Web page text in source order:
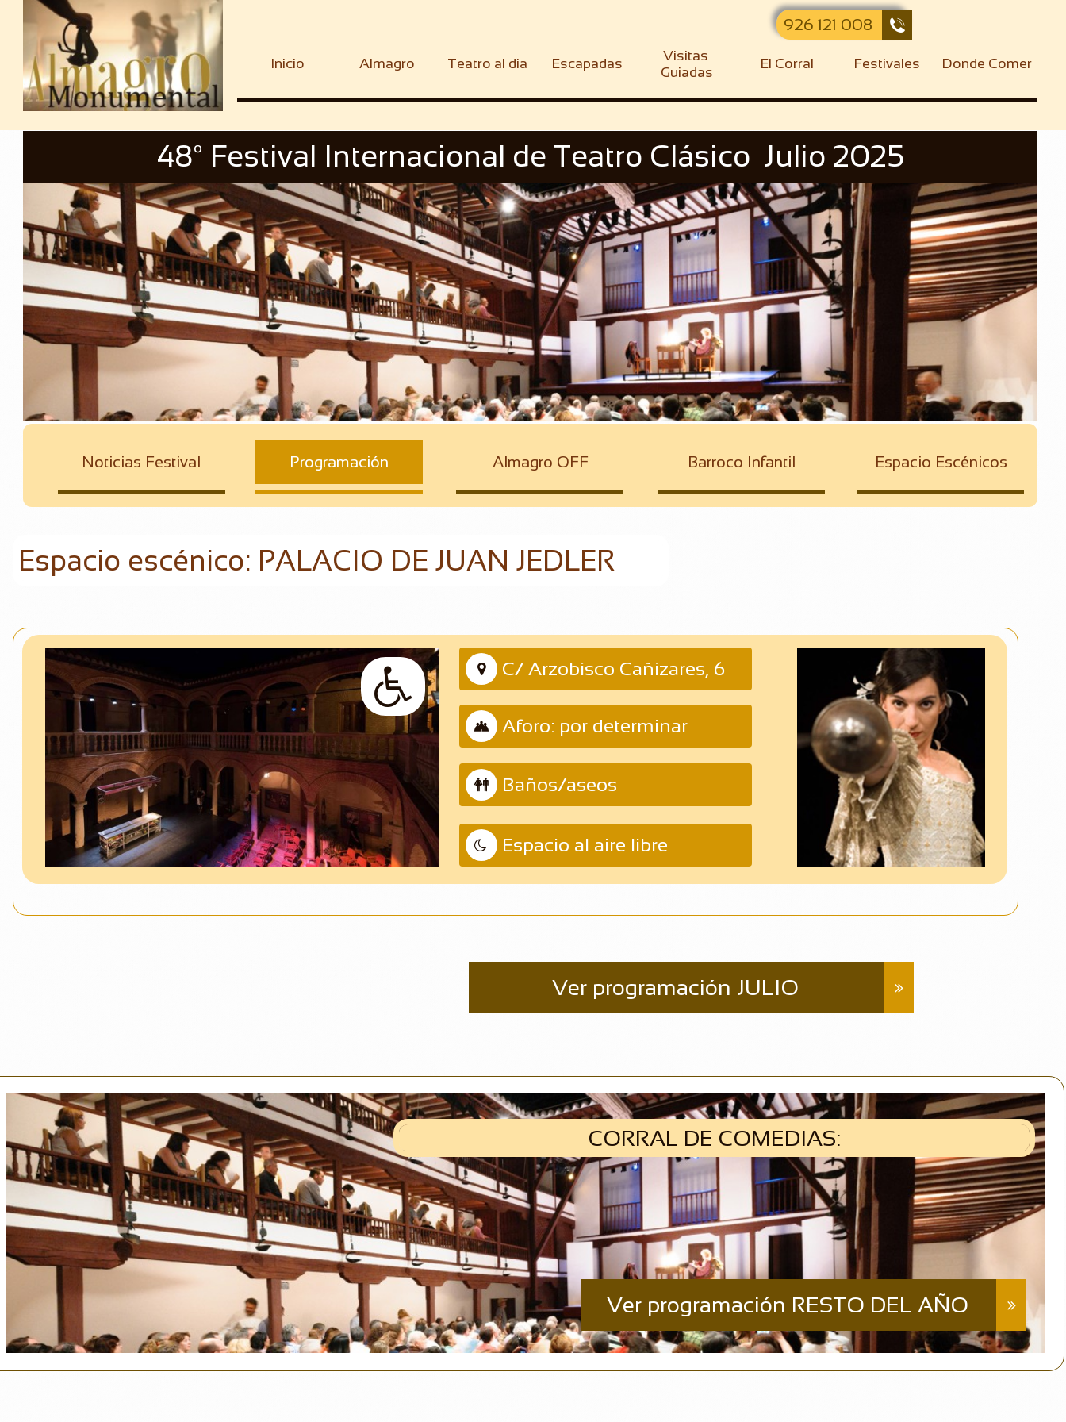
Inicio Almagro Teatro al dia Escapadas
Visitas
Guiadas
El Corral Festivales Donde Comer
926 121 008 
48º Festival Internacional de Teatro Clásico Julio 2025
Espacio Escénicos
Barroco Infantil
Almagro OFF
Programación
Noticias Festival
Espacio escénico: PALACIO DE JUAN JEDLER
C/ Arzobisco Cañizares, 6

Aforo: por determinar

Baños/aseos

Espacio al aire libre


Ver programación JULIO 
CORRAL DE COMEDIAS:
Ver programación RESTO DEL AÑO 